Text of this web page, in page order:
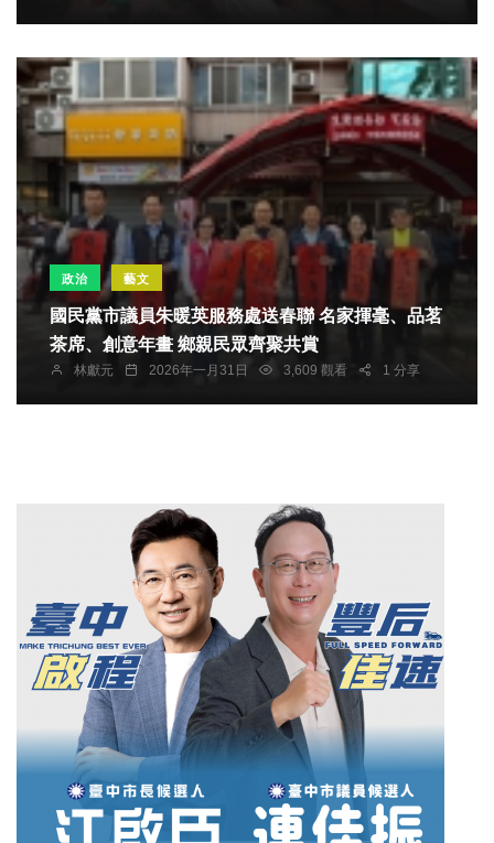
政治 藝文
國民黨市議員朱暖英服務處送春聯 名家揮毫、品茗
茶席、創意年畫 鄉親民眾齊聚共賞
林獻元 2026年一月31日 3,609 觀看 1 分享